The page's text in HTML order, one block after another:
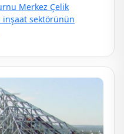
Merkez Çelik
inşaat sektörünün